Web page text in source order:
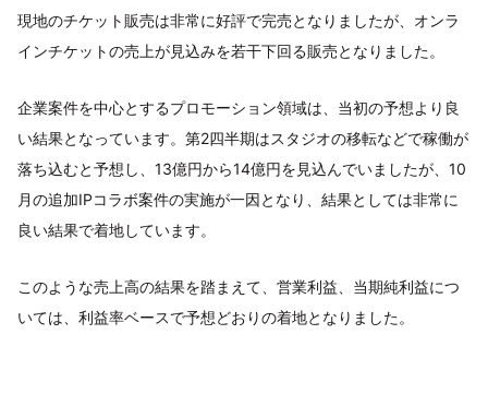
現地のチケット販売は非常に好評で完売となりましたが、オンラ
インチケットの売上が見込みを若干下回る販売となりました。
企業案件を中心とするプロモーション領域は、当初の予想より良
い結果となっています。第2四半期はスタジオの移転などで稼働が
落ち込むと予想し、13億円から14億円を見込んでいましたが、10
月の追加IPコラボ案件の実施が一因となり、結果としては非常に
良い結果で着地しています。
このような売上高の結果を踏まえて、営業利益、当期純利益につ
いては、利益率ベースで予想どおりの着地となりました。